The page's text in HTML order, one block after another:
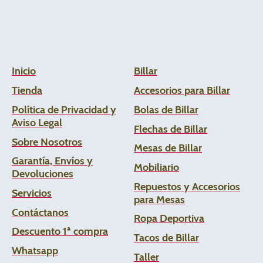
Inicio
Tienda
Política de Privacidad y
Aviso Legal
Sobre Nosotros
Garantía, Envíos y
Devoluciones
Servicios
Contáctanos
Descuento 1ª compra
Whatsapp
Billar
Accesorios para Billar
Bolas de Billar
Flechas de Billar
Mesas de Billar
Mobiliario
Repuestos y Accesorios
para Mesas
Ropa Deportiva
Tacos de Billar
Taller